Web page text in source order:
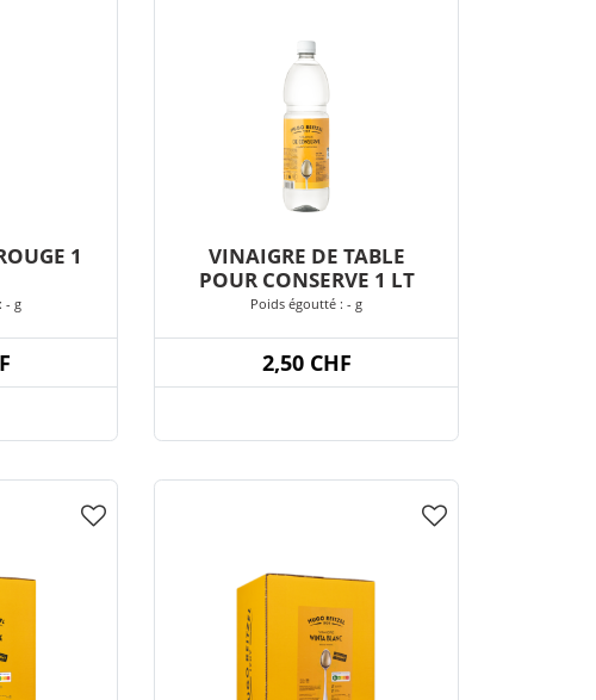
1
- g
VINAIGRE DE TABLE
POUR CONSERVE 1 LT
Poids égoutté : - g
2,50 CHF